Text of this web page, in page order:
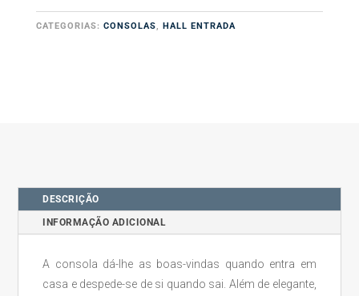
CATEGORIAS: CONSOLAS, HALL ENTRADA
DESCRIÇÃO
INFORMAÇÃO ADICIONAL
A consola dá-lhe as boas-vindas quando entra em
casa e despede-se de si quando sai. Além de elegante,